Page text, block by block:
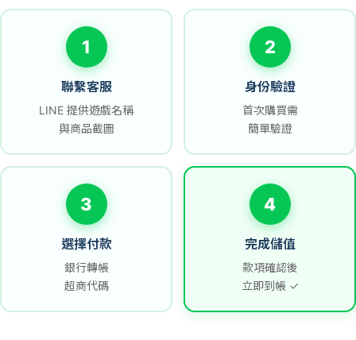
1
聯繫客服
LINE 提供遊戲名稱
與商品截圖
2
身份驗證
首次購買需
簡單驗證
3
選擇付款
銀行轉帳
超商代碼
4
完成儲值
款項確認後
立即到帳 ✓